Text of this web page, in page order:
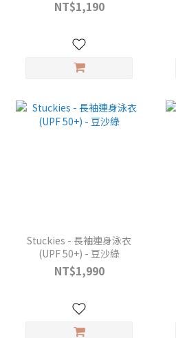
NT$1,190
Stuckies - 長袖連身泳衣
(UPF 50+) - 豆沙綠
NT$1,990